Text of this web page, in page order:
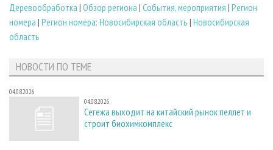
Деревообработка | Обзор региона | События, мероприятия | Регион
номера | Регион номера: Новосибирская область | Новосибирская
область
НОВОСТИ ПО ТЕМЕ
04.08.2026
04.08.2026
Сегежа выходит на китайский рынок пеллет и
строит биохимкомплекс